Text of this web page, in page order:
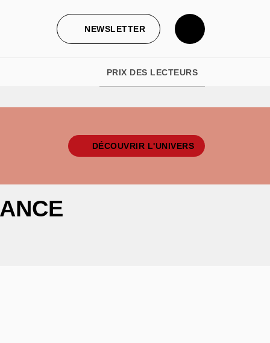
NEWSLETTER
PRIX DES LECTEURS
DÉCOUVRIR L'UNIVERS